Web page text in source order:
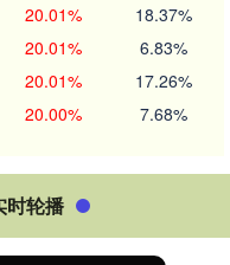
20.01% 18.37%
20.01% 6.83%
20.01% 17.26%
20.00% 7.68%
时轮播